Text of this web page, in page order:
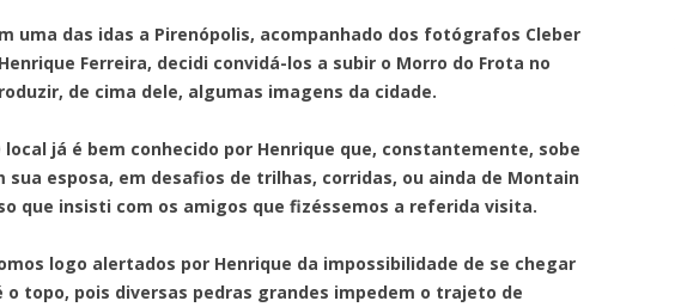
idas a Pirenópolis, acompanhado dos fotógrafos Cleber
Ferreira, decidi convidá-los a subir o Morro do Frota no
de cima dele, algumas imagens da cidade.
é bem conhecido por Henrique que, constantemente, sobe
sua esposa, em desafios de trilhas, corridas, ou ainda de Montain
que insisti com os amigos que fizéssemos a referida visita.
alertados por Henrique da impossibilidade de se chegar
o topo, pois diversas pedras grandes impedem o trajeto de